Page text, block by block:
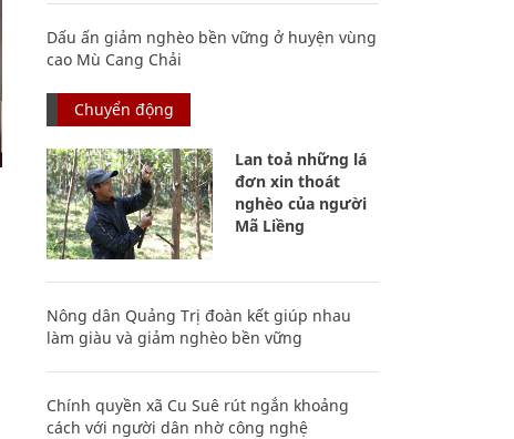
Dấu ấn giảm nghèo bền vững ở huyện vùng
cao Mù Cang Chải
Chuyển động
Lan toả những lá
đơn xin thoát
nghèo của người
Mã Liềng
Nông dân Quảng Trị đoàn kết giúp nhau
làm giàu và giảm nghèo bền vững
Chính quyền xã Cu Suê rút ngắn khoảng
cách với người dân nhờ công nghệ